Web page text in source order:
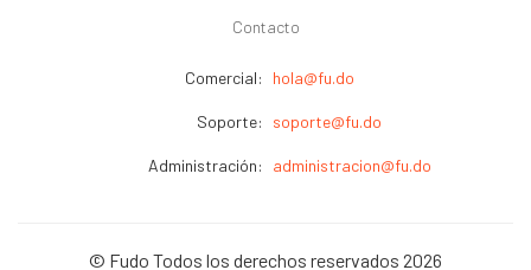
Contacto
Comercial: hola@fu.do
Soporte: soporte@fu.do
Administración: administracion@fu.do
© Fudo Todos los derechos reservados 2026